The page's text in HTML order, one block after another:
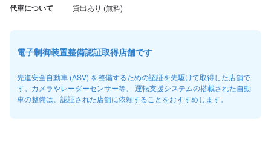
代車について
電子制御装置整備認証取得店舗です
先進安全自動車 (ASV) を整備するための認証を先駆けて取得した店舗で
す。カメラやレーダーセンサー等、 運転支援システムの搭載された自動
車の整備は、認証された店舗に依頼することをおすすめします。